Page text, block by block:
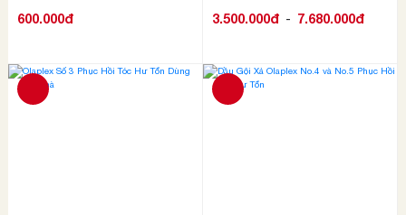
600.000đ 3.500.000đ - 7.680.000đ